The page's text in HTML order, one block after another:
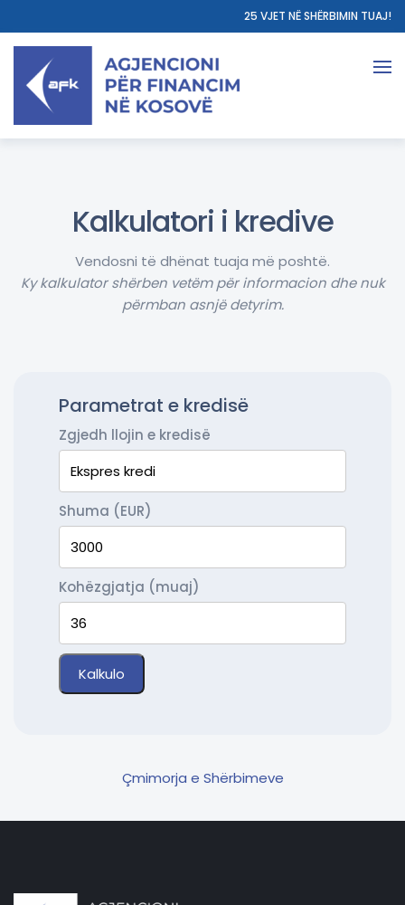
25 VJET NË SHËRBIMIN TUAJ!
Kalkulatori i kredive
Vendosni të dhënat tuaja më poshtë.
Ky kalkulator shërben vetëm për informacion dhe nuk
përmban asnjë detyrim.
Parametrat e kredisë
Zgjedh llojin e kredisë
Shuma (EUR)
Kohëzgjatja (muaj)
Kalkulo
Çmimorja e Shërbimeve